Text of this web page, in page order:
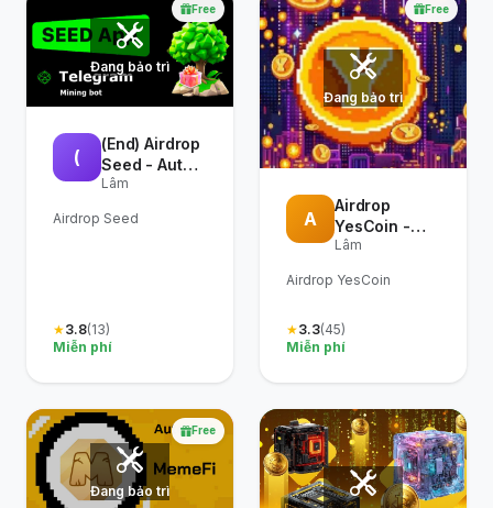
Đang bảo trì
Free
(
(End) Airdrop
Seed - Auto
Seed
Lâm
Airdrop Seed
★3.8(13)
Miễn phí
Đang bảo trì
Free
A
Airdrop
YesCoin -
Auto YesCoin
Chức năng
Lâm
Airdrop YesCoin
★3.3(45)
Miễn phí
Đang bảo trì
Free